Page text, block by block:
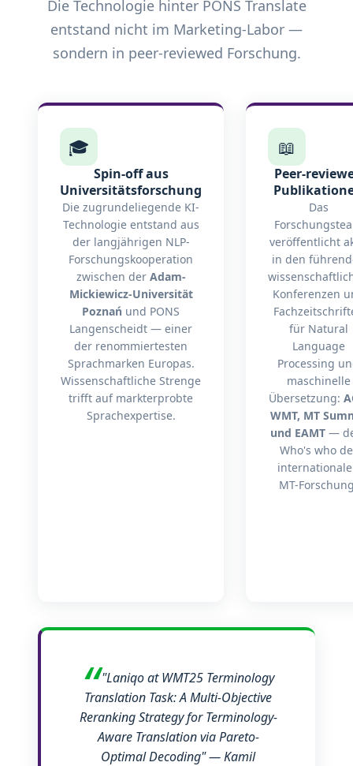
Die Technologie hinter PONS Translate
entstand nicht im Marketing-Labor —
sondern in peer-reviewed Forschung.
🎓
Spin-off aus
Universitätsforschung
Die zugrundeliegende KI-
Technologie entstand aus
der langjährigen NLP-
Forschungskooperation
zwischen der Adam-
Mickiewicz-Universität
Poznań und PONS
Langenscheidt — einer
der renommiertesten
Sprachmarken Europas.
Wissenschaftliche Strenge
trifft auf markterprobte
Sprachexpertise.
📖
Peer-
Das
veröffentlicht
in den
Konferenzen
für Natural
Language
Processing
maschinelle
Übersetzung:
WMT, MT
und EAMT —
Who's who
MT-
"Laniqo at WMT25 Terminology
Translation Task: A Multi-Objective
Reranking Strategy for Terminology-
Aware Translation via Pareto-
Optimal Decoding" — Kamil